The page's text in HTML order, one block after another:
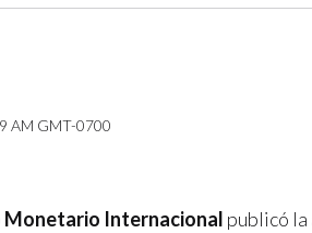
AM GMT-0700
Monetario Internacional publicó la